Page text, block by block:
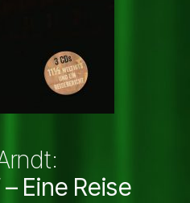
– Eine Reise